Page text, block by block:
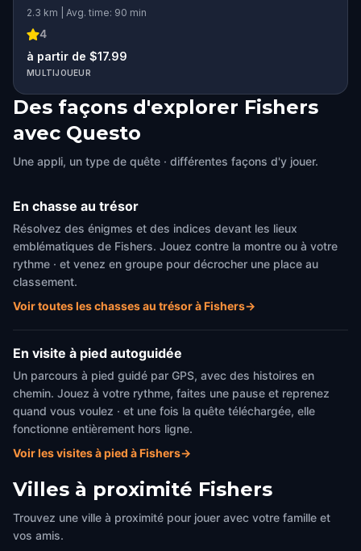
2.3 km | Avg. time: 90 min
4
à partir de $17.99
MULTIJOUEUR
Des façons d'explorer Fishers
avec Questo
Une appli, un type de quête · différentes façons d'y jouer.
En chasse au trésor
Résolvez des énigmes et des indices devant les lieux
emblématiques de Fishers. Jouez contre la montre ou à votre
rythme · et venez en groupe pour décrocher une place au
classement.
Voir toutes les chasses au trésor à Fishers→
En visite à pied autoguidée
Un parcours à pied guidé par GPS, avec des histoires en
chemin. Jouez à votre rythme, faites une pause et reprenez
quand vous voulez · et une fois la quête téléchargée, elle
fonctionne entièrement hors ligne.
Voir les visites à pied à Fishers→
Villes à proximité Fishers
Trouvez une ville à proximité pour jouer avec votre famille et
vos amis.